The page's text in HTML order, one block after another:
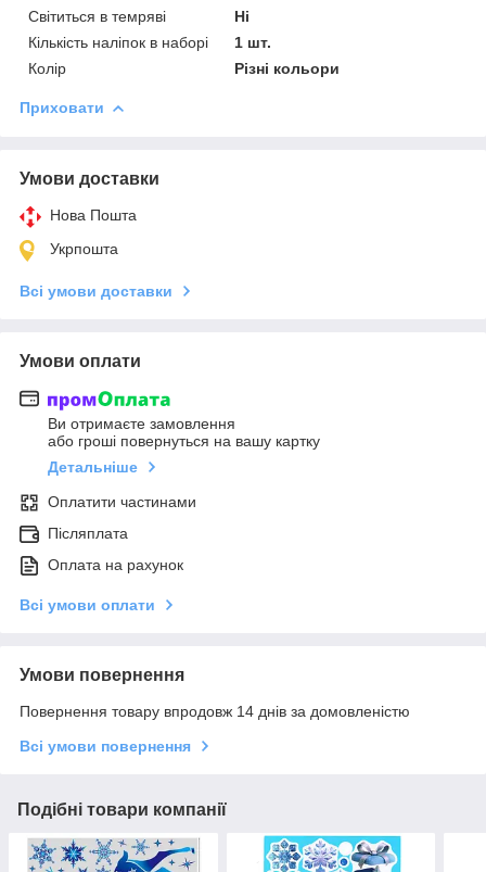
Світиться в темряві
Ні
Кількість наліпок в наборі
1 шт.
Колір
Різні кольори
Приховати
Умови доставки
Нова Пошта
Укрпошта
Всі умови доставки
Умови оплати
Ви отримаєте замовлення
або гроші повернуться на вашу картку
Детальніше
Оплатити частинами
Післяплата
Оплата на рахунок
Всі умови оплати
Умови повернення
Повернення товару впродовж 14 днів за домовленістю
Всі умови повернення
Подібні товари компанії